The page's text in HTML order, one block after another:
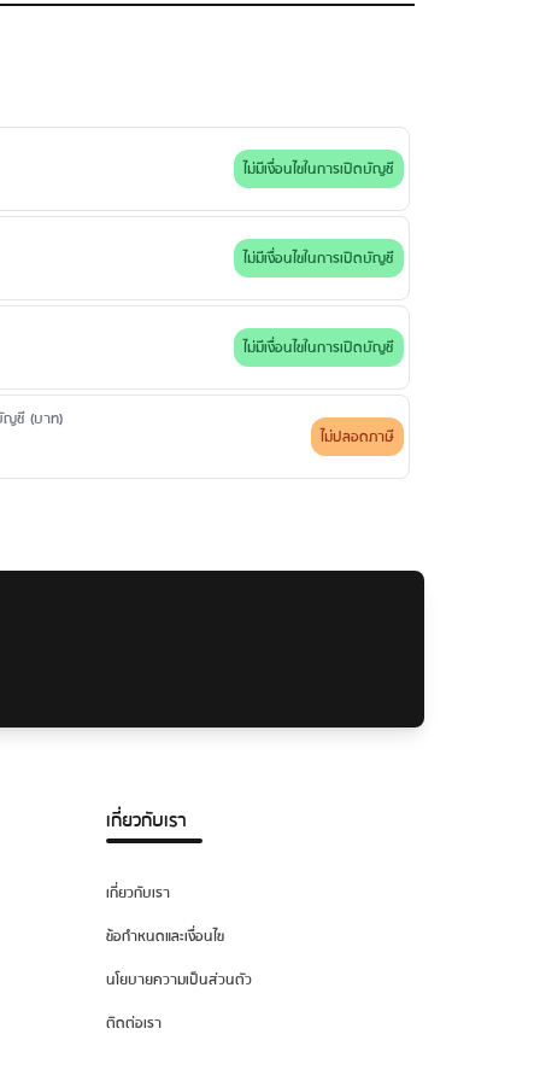
ชี ขอใบแสดงรายการย้อนหลังตั้งแต่ 6 เดือน - 2 ปี: 50-
ธนาคารรับรอง 50 บาท
ไม่มีเงื่อนไขในการเปิดบัญชี
ไม่มีเงื่อนไขในการเปิดบัญชี
ไม่มีเงื่อนไขในการเปิดบัญชี
ญชี (บาท)
ไม่ปลอดภาษี
เกี่ยวกับเรา
เกี่ยวกับเรา
ข้อกำหนดและเงื่อนไข
นโยบายความเป็นส่วนตัว
ติดต่อเรา